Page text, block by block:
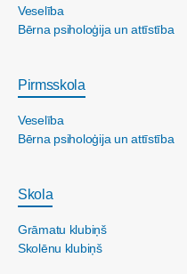
Veselība
Bērna psiholoģija un attīstība
Pirmsskola
Veselība
Bērna psiholoģija un attīstība
Skola
Grāmatu klubiņš
Skolēnu klubiņš